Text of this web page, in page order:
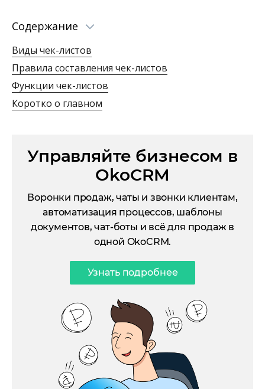
Содержание
Виды чек-листов
Правила составления чек-листов
Функции чек-листов
Коротко о главном
Управляйте бизнесом в
OkoCRM
Воронки продаж, чаты и звонки клиентам,
автоматизация процессов, шаблоны
документов, чат-боты и всё для продаж в
одной OkoCRM.
Узнать подробнее